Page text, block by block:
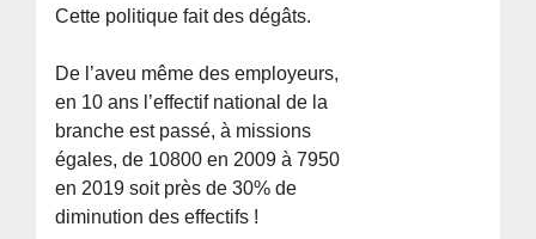
Cette politique fait des dégâts.
De l’aveu même des employeurs,
en 10 ans l’effectif national de la
branche est passé, à missions
égales, de 10800 en 2009 à 7950
en 2019 soit près de 30% de
diminution des effectifs !